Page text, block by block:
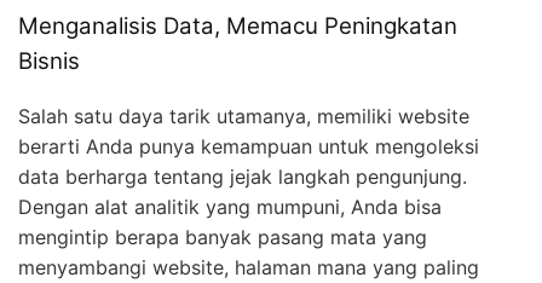
Menganalisis Data, Memacu Peningkatan
Bisnis
Salah satu daya tarik utamanya, memiliki website
berarti Anda punya kemampuan untuk mengoleksi
data berharga tentang jejak langkah pengunjung.
Dengan alat analitik yang mumpuni, Anda bisa
mengintip berapa banyak pasang mata yang
menyambangi website, halaman mana yang paling